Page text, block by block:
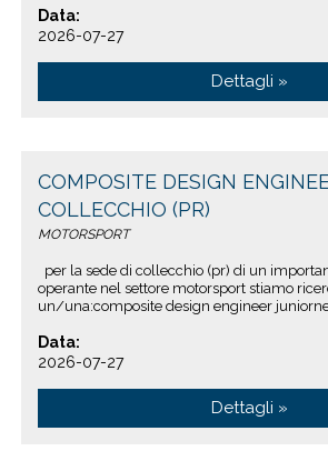
Data:
2026-07-27
Dettagli »
COMPOSITE DESIGN
COLLECCHIO (PR)
MOTORSPORT
per la sede di collecchio (pr) di un
operante nel settore motorsport stiamo
un/una:composite design engineer
Data:
2026-07-27
Dettagli »